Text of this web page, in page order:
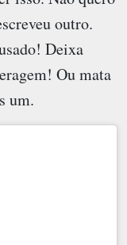
outro.
Deixa
Ou mata
um.